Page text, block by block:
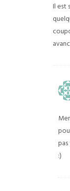
Il est
:)